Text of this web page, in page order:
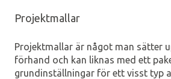
Projektmallar
Projektmallar är något man sätter
förhand och kan liknas med ett
grundinställningar för ett visst typ